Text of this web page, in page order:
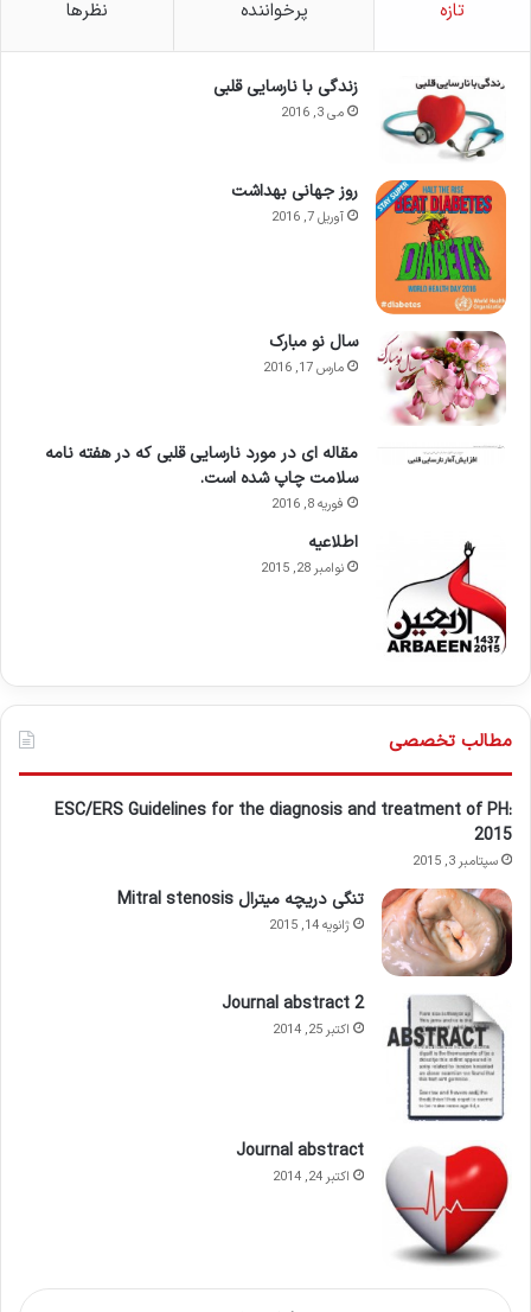
تازه پرخواننده نظرها
زندگی با نارسایی قلبی
می 3, 2016
روز جهانی بهداشت
آوریل 7, 2016
سال نو مبارک
مارس 17, 2016
مقاله ای در مورد نارسایی قلبی که در هفته نامه
سلامت چاپ شده است.
فوریه 8, 2016
اطلاعيه
نوامبر 28, 2015
مطالب تخصصی
ESC/ERS Guidelines for the diagnosis and treatment of PH:
2015
سپتامبر 3, 2015
تنگی دریچه میترال Mitral stenosis
ژانویه 14, 2015
Journal abstract 2
اکتبر 25, 2014
Journal abstract
اکتبر 24, 2014